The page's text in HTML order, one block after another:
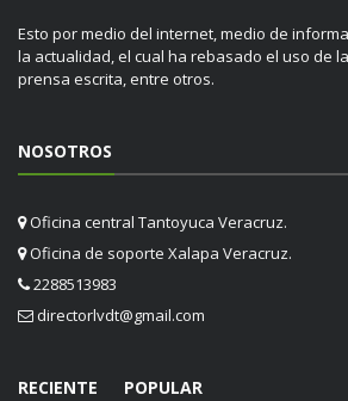
Esto por medio del internet, medio de
la actualidad, el cual ha rebasado el uso de
prensa escrita, entre otros.
NOSOTROS
Oficina central Tantoyuca Veracruz.
Oficina de soporte Xalapa Veracruz.
2288513983
directorlvdt@gmail.com
RECIENTE POPULAR